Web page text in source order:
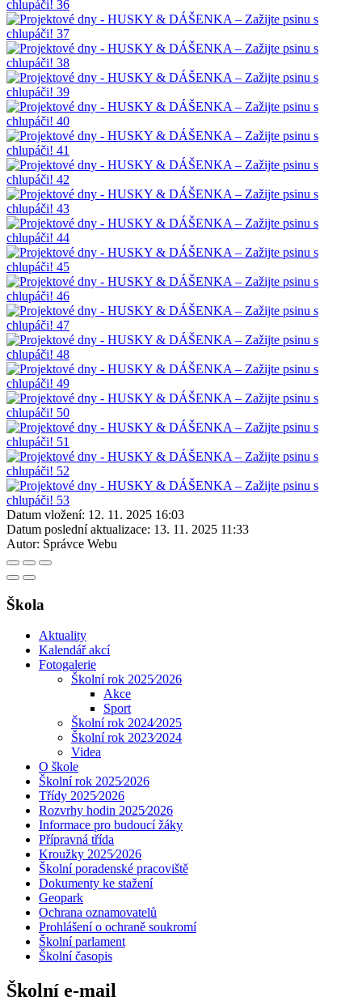
Datum vložení: 12. 11. 2025 16:03
Datum poslední aktualizace: 13. 11. 2025 11:33
Autor: Správce Webu
Škola
Aktuality
Kalendář akcí
Fotogalerie
Školní rok 2025⁄2026
Akce
Sport
Školní rok 2024⁄2025
Školní rok 2023⁄2024
Videa
O škole
Školní rok 2025⁄2026
Třídy 2025⁄2026
Rozvrhy hodin 2025⁄2026
Informace pro budoucí žáky
Přípravná třída
Kroužky 2025⁄2026
Školní poradenské pracoviště
Dokumenty ke stažení
Geopark
Ochrana oznamovatelů
Prohlášení o ochraně soukromí
Školní parlament
Školní časopis
Školní e-mail